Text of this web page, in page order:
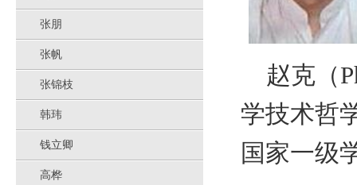
张朋
张帆
张锦枝
韩玮
钱立卿
高桦
赵克（
学技术哲
国家一级